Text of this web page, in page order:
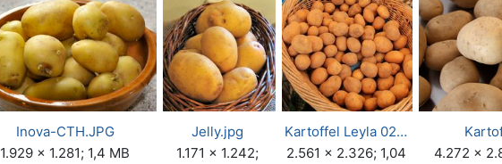
Inova-CTH.JPG
1.929 × 1.281; 1,4 MB
Jelly.jpg
1.171 × 1.242;
Kartoffel Leyla 02…
2.561 × 2.326; 1,04
4.272 ×